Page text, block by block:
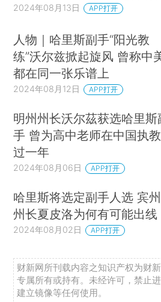
2024年08月13日 APP打开
人物｜哈里斯副手“阳光教
练”沃尔兹掀起旋风 曾称中
都在同一张乐谱上
2024年08月12日 APP打开
明州州长沃尔茲获选哈里斯
手 曾为高中老师在中国执教
过一年
2024年08月06日 APP打开
哈里斯将选定副手人选 宾州
州长夏皮洛为何有可能出线
2024年08月02日 APP打开
财新网所刊载内容之知识产权为财
专属所有或持有。未经许可，禁止
建立镜像等任何使用。